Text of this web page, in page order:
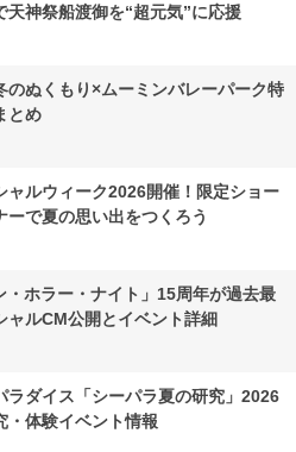
天神祭船渡御を“超元気”に応援
のぬくもり×ムーミンバレーパーク特
とめ
ャルウィーク2026開催！限定ショー
ーで夏の思い出をつくろう
・ホラー・ナイト」15周年が過去最
ャルCM公開とイベント詳細
ラダイス「シーパラ夏の研究」2026
・体験イベント情報